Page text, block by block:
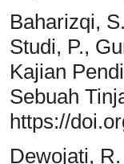
Baharizqi,
Studi, P.,
Kajian
Sebuah
https://
Dewojati,